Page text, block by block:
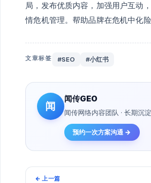
局，发布优质内容，加强用户互动
情危机管理。帮助品牌在危机中化
文章标签 #SEO #小红书
闻
闻传GEO
闻传网络内容团队 · 长期沉
预约一次方案沟通 →
← 上一篇